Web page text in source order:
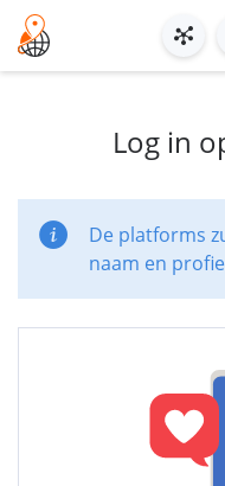
Log in
De platforms
naam en